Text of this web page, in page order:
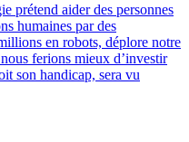
prétend aider des personnes
humaines par des
en robots, déplore notre
ferions mieux d’investir
son handicap, sera vu